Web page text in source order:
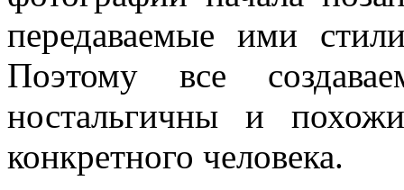
передаваемые ими
Поэтому все
ностальгичны и
конкретного человека.